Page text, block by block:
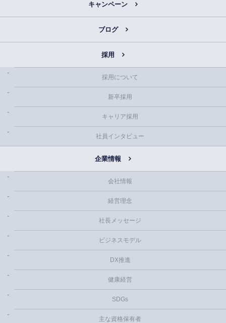
キャンペーン
ブログ
採用
採用について
新卒採用
キャリア採用
社員インタビュー
企業情報
会社情報
経営理念
社長メッセージ
ビジネスモデル
DX推進
健康経営
SDGs
主な資格保有者